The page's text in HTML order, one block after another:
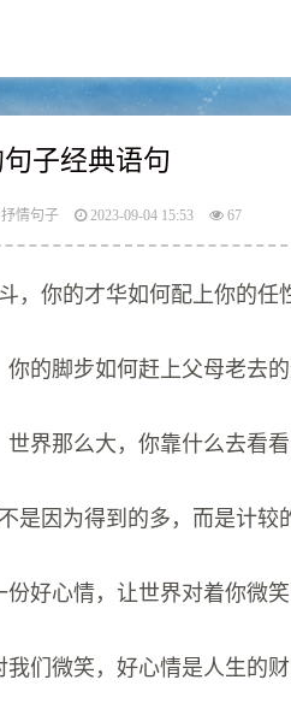
子经典语句
抒情句子 2023-09-04 15:53 67
，你的才华如何配上你的任
你的脚步如何赶上父母老去的
世界那么大，你靠什么去看看
是因为得到的多，而是计
份好心情，让世界对着你微
我们微笑，好心情是人生的